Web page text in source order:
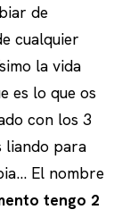
de
cualquier
la vida
es lo que os
con los 3
liando para
El nombre
tengo 2